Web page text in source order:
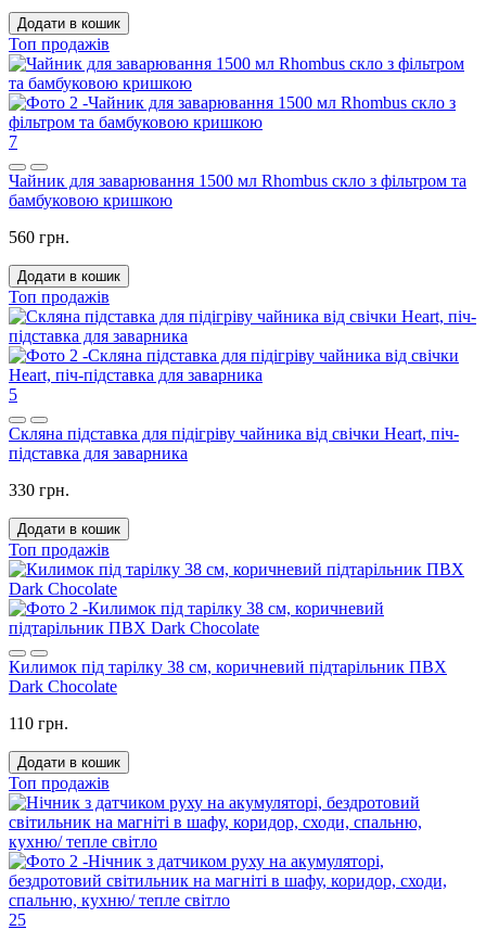
Додати в кошик
Топ продажів
7
Чайник для заварювання 1500 мл Rhombus скло з фільтром та
бамбуковою кришкою
560 грн.
Додати в кошик
Топ продажів
5
Скляна підставка для підігріву чайника від свічки Heart, піч-
підставка для заварника
330 грн.
Додати в кошик
Топ продажів
Килимок під тарілку 38 см, коричневий підтарільник ПВХ
Dark Chocolate
110 грн.
Додати в кошик
Топ продажів
25